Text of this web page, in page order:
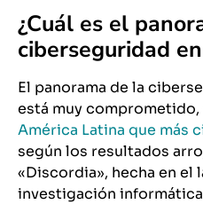
¿Cuál es el
ciberseguridad
El panorama de la
está muy comprometido,
América Latina que más
según los resultados
«Discordia», hecha en el
investigación